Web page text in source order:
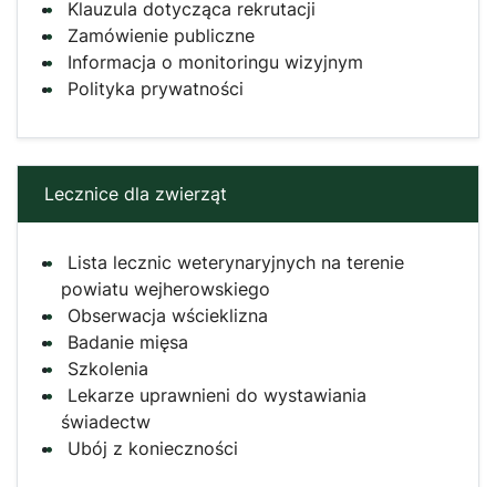
Klauzula dotycząca rekrutacji
Zamówienie publiczne
Informacja o monitoringu wizyjnym
Polityka prywatności
Lecznice dla zwierząt
Lista lecznic weterynaryjnych na terenie
powiatu wejherowskiego
Obserwacja wścieklizna
Badanie mięsa
Szkolenia
Lekarze uprawnieni do wystawiania
świadectw
Ubój z konieczności